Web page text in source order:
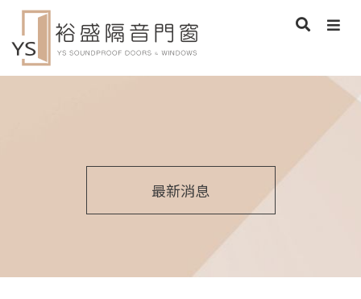
最新消息